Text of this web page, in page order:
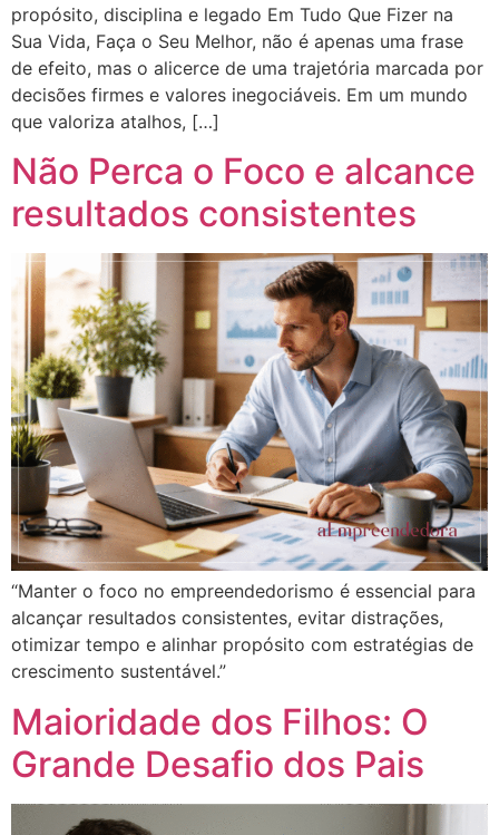
propósito, disciplina e legado Em Tudo Que Fizer na
Sua Vida, Faça o Seu Melhor, não é apenas uma frase
de efeito, mas o alicerce de uma trajetória marcada por
decisões firmes e valores inegociáveis. Em um mundo
que valoriza atalhos, […]
Não Perca o Foco e alcance
resultados consistentes
“Manter o foco no empreendedorismo é essencial para
alcançar resultados consistentes, evitar distrações,
otimizar tempo e alinhar propósito com estratégias de
crescimento sustentável.”
Maioridade dos Filhos: O
Grande Desafio dos Pais